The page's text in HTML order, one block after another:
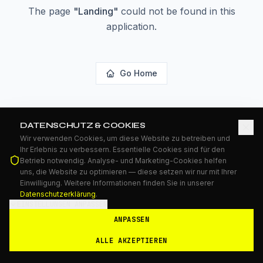
The page "Landing" could not be found in this
application.
Go Home
DATENSCHUTZ & COOKIES
Wir verwenden Cookies, um diese Website zu betreiben und
Ihr Erlebnis zu verbessern. Essentielle Cookies sind für den
Betrieb notwendig. Analyse- und Marketing-Cookies helfen
uns, die Website zu optimieren — diese setzen wir nur mit Ihrer
Einwilligung. Weitere Informationen finden Sie in unserer
Datenschutzerklärung.
ANPASSEN
ALLE AKZEPTIEREN